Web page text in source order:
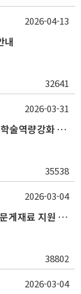
내
32641
2026-04-13
[대학원생]2026학년도 1학기 현송학술기금 학술역량강화 사업 안내
35538
2026-03-31
2026학년도 인문대학 재학생 우수학술지 논문게재료 지원 안내
38802
2026-03-04
2026-03-04